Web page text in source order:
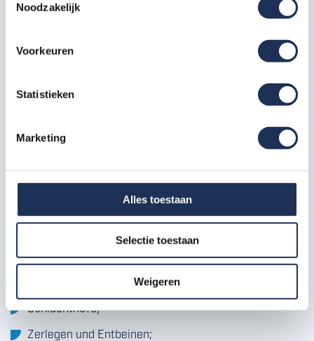
Noodzakelijk
Voorkeuren
Statistieken
Marketing
Alles toestaan
Selectie toestaan
Weigeren
Die Teilsektoren, für die unsere
Industrieböden bestimmt sind
Die Böden für die Fleischindustrie werden in
verschiedenen Unternehmenstypen verlegt:
Schlachthöfe;
Zerlegen und Entbeinen;